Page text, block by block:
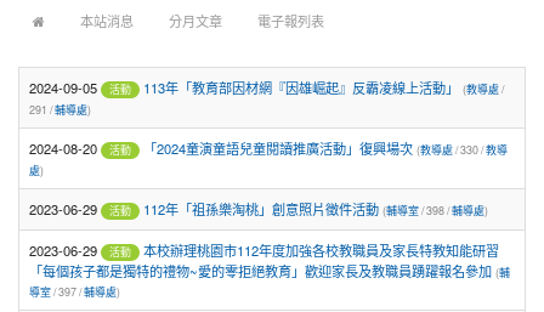
本站消息 分月文章 電子報列表
2024-09-05 活動 113年「教育部因材網『因雄崛起』反霸凌線上活動」 (教導處/
291 /輔導處)
2024-08-20 活動 「2024童演童語兒童閱讀推廣活動」復興場次 (教導處/ 330 /教導
處)
2023-06-29 活動 112年「祖孫樂淘桃」創意照片徵件活動 (輔導室/ 398 /輔導處)
2023-06-29 活動
本校辦理桃園市112年度加強各校教職員及家長特教知能研習
「每個孩子都是獨特的禮物~愛的零拒絕教育」歡迎家長及教職員踴躍報名參加 (輔
導室/ 397 /輔導處)